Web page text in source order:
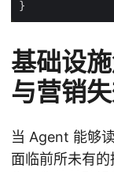
基础设
与营销
当 Agent 能够
面临前所未有